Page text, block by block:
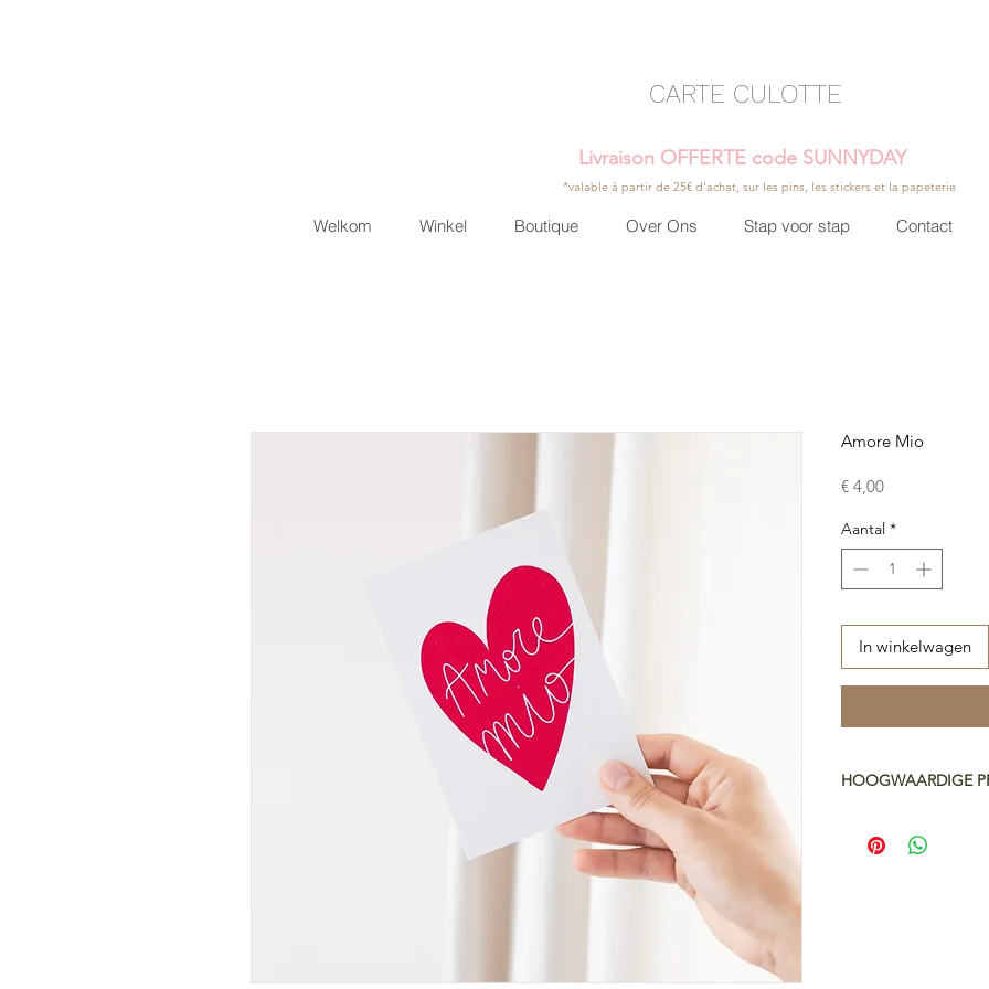
CARTE CULOTTE
Livraison OFFERTE code SUNNYDAY
*valable à partir de 25€ d'achat, sur les pins, les stickers et la papeterie
Welkom Winkel Boutique Over Ons Stap voor stap Contact
Amore Mio
€ 4,00Prijs
Aantal *
In winkelwagen
HOOGWAARDIGE
Wij drukken al onze